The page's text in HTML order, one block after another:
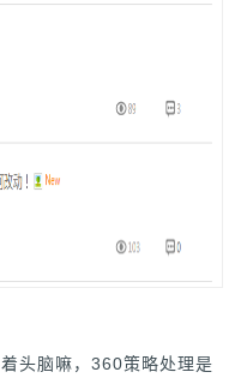
头脑嘛，360策略处理是